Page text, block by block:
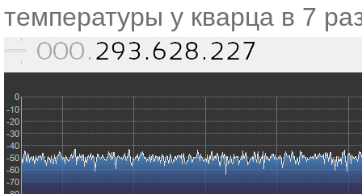
температуры у кварца в 7